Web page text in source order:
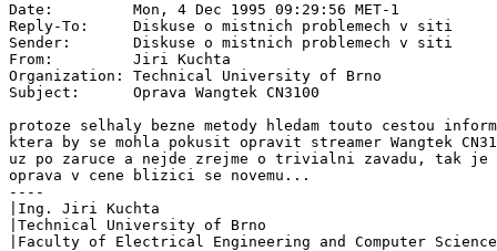
Date:         Mon, 4 Dec 1995 09:29:56 MET-1
Reply-To:     Diskuse o mistnich problemech v siti
Sender:       Diskuse o mistnich problemech v siti
From:         Jiri Kuchta
Organization: Technical University of Brno
Subject:      Oprava Wangtek CN3100
protoze selhaly bezne metody hledam touto cestou
ktera by se mohla pokusit opravit streamer Wangtek
uz po zaruce a nejde zrejme o trivialni zavadu, tak je
oprava v cene blizici se novemu...
----
|Ing. Jiri Kuchta
|Technical University of Brno
|Faculty of Electrical Engineering and Computer